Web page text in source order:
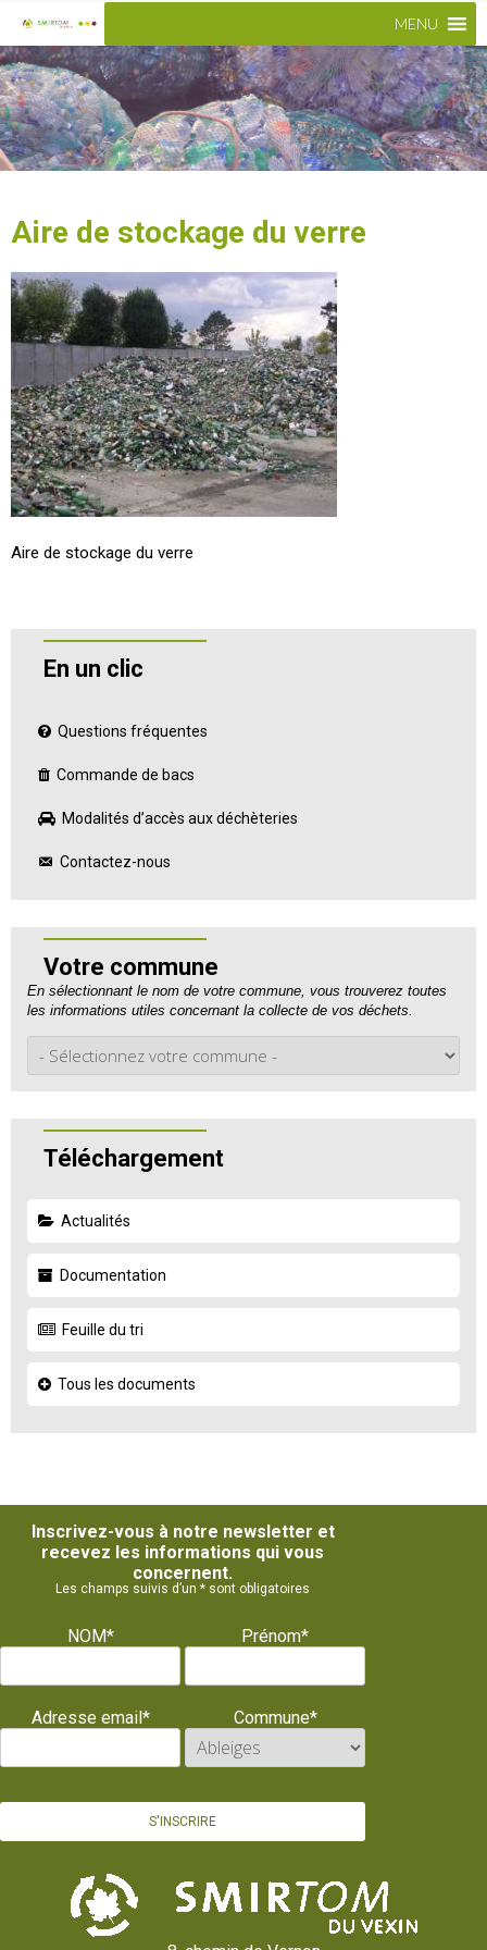
MENU
Aire de stockage du verre
Aire de stockage du verre
En un clic
Questions fréquentes
Commande de bacs
Modalités d’accès aux déchèteries
Contactez-nous
Votre commune
En sélectionnant le nom de votre commune, vous trouverez toutes
les informations utiles concernant la collecte de vos déchets.
Téléchargement
Actualités
Documentation
Feuille du tri
Tous les documents
Inscrivez-vous à notre newsletter et
recevez les informations qui vous
concernent.
Les champs suivis d’un * sont obligatoires
NOM* Prénom*
Adresse email* Commune*